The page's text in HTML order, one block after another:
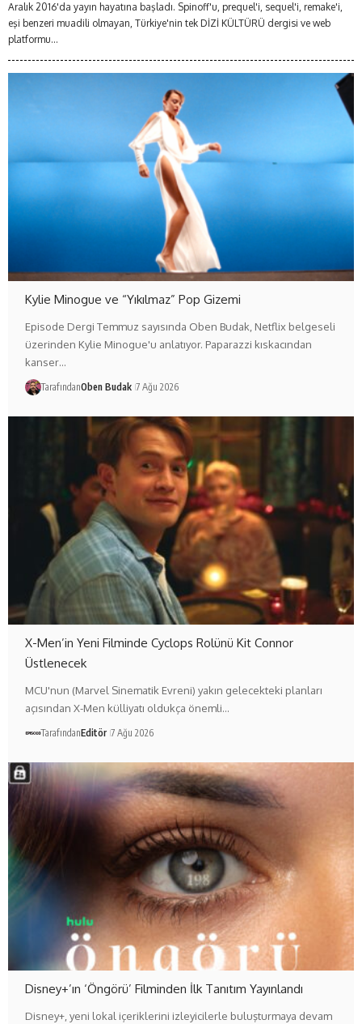
Aralık 2016'da yayın hayatına başladı. Spinoff'u, prequel'i, sequel'i, remake'i,
eşi benzeri muadili olmayan, Türkiye'nin tek DİZİ KÜLTÜRÜ dergisi ve web
platformu...
Kylie Minogue ve “Yıkılmaz” Pop Gizemi
Episode Dergi Temmuz sayısında Oben Budak, Netflix belgeseli
üzerinden Kylie Minogue'u anlatıyor. Paparazzi kıskacından
kanser…
TarafındanOben Budak 7 Ağu 2026
X-Men’in Yeni Filminde Cyclops Rolünü Kit Connor
Üstlenecek
MCU'nun (Marvel Sinematik Evreni) yakın gelecekteki planları
açısından X-Men külliyatı oldukça önemli…
TarafındanEditör 7 Ağu 2026
Disney+’ın ‘Öngörü’ Filminden İlk Tanıtım Yayınlandı
Disney+, yeni lokal içeriklerini izleyicilerle buluşturmaya devam